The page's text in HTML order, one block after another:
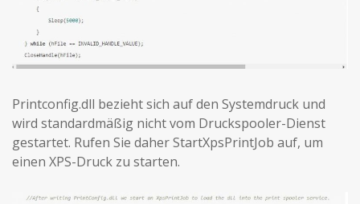
Printconfig.dll bezieht sich auf den Systemdruck und
wird standardmäßig nicht vom Druckspooler-Dienst
gestartet. Rufen Sie daher StartXpsPrintJob auf, um
einen XPS-Druck zu starten.